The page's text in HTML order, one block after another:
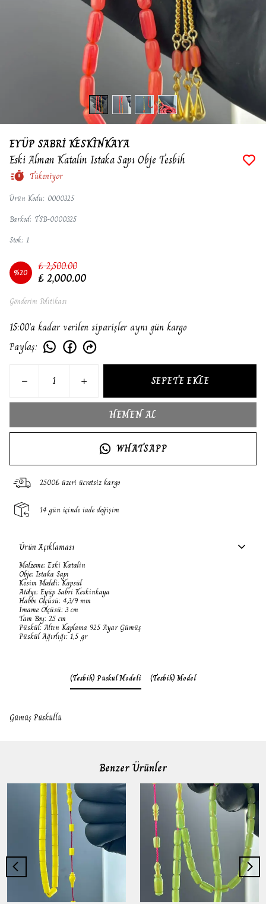
EYÜP SABRİ KESKİNKAYA
Eski Alman Katalin Istaka Sapı Obje Tesbih
Tükeniyor
Ürün Kodu: 0000325
Barkod: TSB-0000325
Stok: 1
%20 ₺ 2,500.00
₺ 2,000.00
Gönderim Politikası
15:00'a kadar verilen siparişler aynı gün kargo
Paylaş:
SEPETE EKLE
HEMEN AL
WHATSAPP
2500₺ üzeri ücretsiz kargo
14 gün içinde iade değişim
Ürün Açıklaması
Malzeme: Eski Katalin
Obje: Istaka Sapı
Kesim Modeli: Kapsül
Atölye: Eyüp Sabri Keskinkaya
Habbe Ölçüsü: 4,3/9 mm
İmame Ölçüsü: 3 cm
Tam Boy: 25 cm
Püskül: Altın Kaplama 925 Ayar Gümüş
Püskül Ağırlığı: 1,5 gr
(Tesbih) Püskül Modeli (Tesbih) Model
Gümüş Püsküllü
Benzer Ürünler